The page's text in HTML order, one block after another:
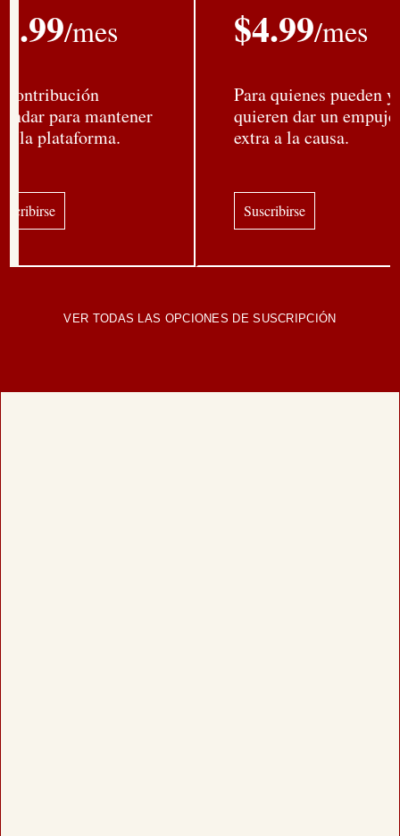
1.99/mes
contribución
para mantener
la plataforma.
$4.99/mes
Para quienes pueden y
quieren dar un empuje
extra a la causa.
Suscribirse
VER TODAS LAS OPCIONES DE SUSCRIPCIÓN